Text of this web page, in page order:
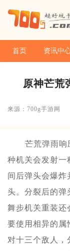
首页 资讯中
原神芒荒
来源：700g手游网
芒荒弹雨响
种机关会发射一
间后弹头会爆炸
头。分裂后的弹
舞步机关重装还
要使用相异的属
对十三个敌人，